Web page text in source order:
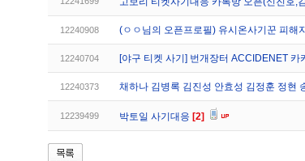
12240908 (ㅇㅇ님의 오픈프로필) 유시온사기꾼 피해
12240704 [야구 티켓 사기] 번개장터 ACCIDENET
12240373 채하나 김병록 김진성 안효성 김정훈 정현
12239499 박토일 사기대응 [2]